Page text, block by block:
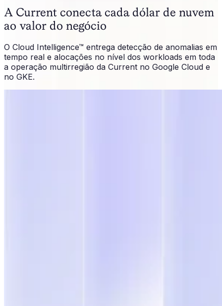
A Current conecta cada dólar de nuvem
ao valor do negócio
O Cloud Intelligence™ entrega detecção de anomalias em
tempo real e alocações no nível dos workloads em toda
a operação multirregião da Current no Google Cloud e
no GKE.